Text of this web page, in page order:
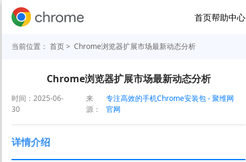
首页帮助中心
当前位置： 首页> Chrome浏览器扩展市场最新动态分析
Chrome浏览器扩展市场最新动态分析
时间：2025-06-
30
来
源：
专注高效的手机Chrome安装包 - 聚维网
官网
详情介绍